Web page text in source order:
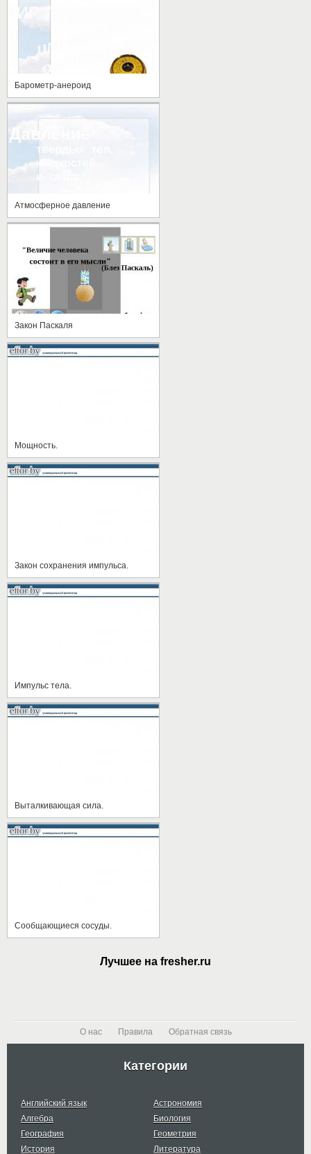
Барометр-анероид
Атмосферное давление
Закон Паскаля
Мощность.
Закон сохранения импульса.
Импульс тела.
Выталкивающая сила.
Сообщающиеся сосуды.
Лучшее на fresher.ru
О нас Правила Обратная связь
Категории
Английский язык
Астрономия
Алгебра
Биология
География
Геометрия
История
Литература